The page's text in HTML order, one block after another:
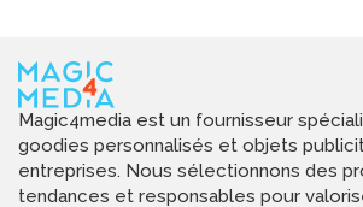
Magic4media est un fournisseur
goodies personnalisés et objets
entreprises. Nous sélectionnons des
tendances et responsables pour